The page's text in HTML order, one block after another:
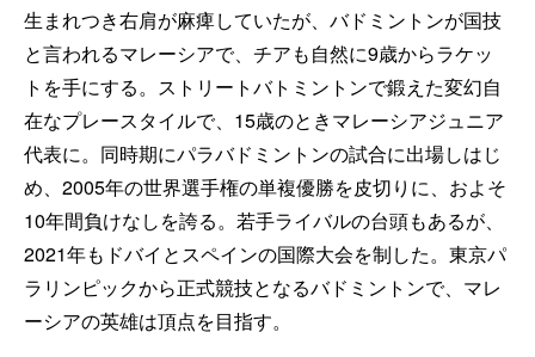
生まれつき右肩が麻痺していたが、バドミントンが国技
と言われるマレーシアで、チアも自然に9歳からラケッ
トを手にする。ストリートバトミントンで鍛えた変幻自
在なプレースタイルで、15歳のときマレーシアジュニア
代表に。同時期にパラバドミントンの試合に出場しはじ
め、2005年の世界選手権の単複優勝を皮切りに、およそ
10年間負けなしを誇る。若手ライバルの台頭もあるが、
2021年もドバイとスペインの国際大会を制した。東京パ
ラリンピックから正式競技となるバドミントンで、マレ
ーシアの英雄は頂点を目指す。